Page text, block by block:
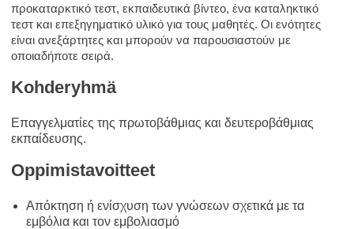
προκαταρκτικό τεστ, εκπαιδευτικά βίντεο, ένα καταληκτικό
τεστ και επεξηγηματικό υλικό για τους μαθητές. Οι ενότητες
είναι ανεξάρτητες και μπορούν να παρουσιαστούν με
οποιαδήποτε σειρά.
Kohderyhmä
Επαγγελματίες της πρωτοβάθμιας και δευτεροβάθμιας
εκπαίδευσης.
Oppimistavoitteet
Απόκτηση ή ενίσχυση των γνώσεων σχετικά με τα
εμβόλια και τον εμβολιασμό